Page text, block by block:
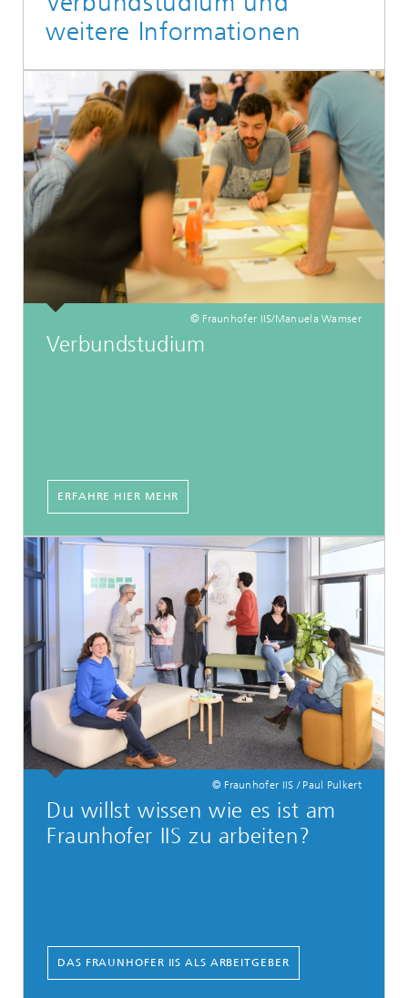
weitere Informationen
© Fraunhofer IIS/Manuela Wamser
Verbundstudium
ERFAHRE HIER MEHR
© Fraunhofer IIS / Paul Pulkert
Du willst wissen wie es ist am
Fraunhofer IIS zu arbeiten?
DAS FRAUNHOFER IIS ALS ARBEITGEBER